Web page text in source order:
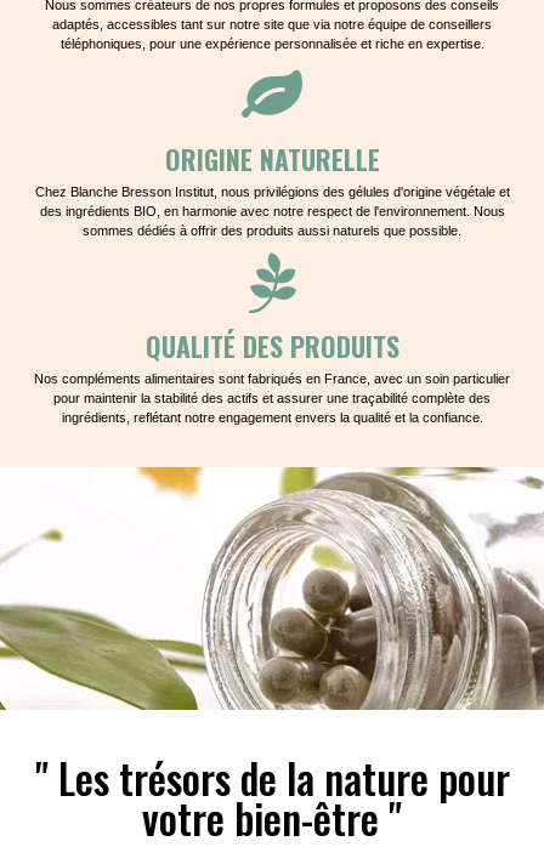
Nous sommes créateurs de nos propres formules et proposons des conseils
adaptés, accessibles tant sur notre site que via notre équipe de conseillers
téléphoniques, pour une expérience personnalisée et riche en expertise.
ORIGINE NATURELLE
Chez Blanche Bresson Institut, nous privilégions des gélules d'origine végétale et
des ingrédients BIO, en harmonie avec notre respect de l'environnement. Nous
sommes dédiés à offrir des produits aussi naturels que possible.
QUALITÉ DES PRODUITS
Nos compléments alimentaires sont fabriqués en France, avec un soin particulier
pour maintenir la stabilité des actifs et assurer une traçabilité complète des
ingrédients, reflétant notre engagement envers la qualité et la confiance.
" Les trésors de la nature pour
votre bien-être "